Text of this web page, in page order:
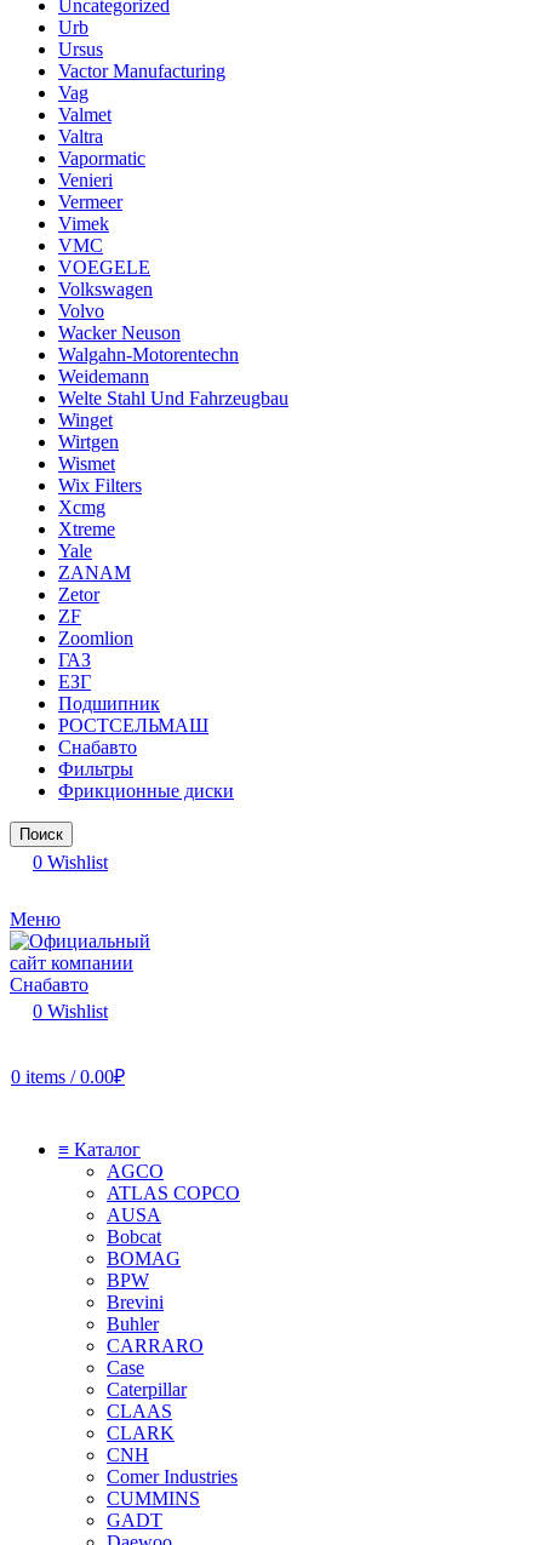
Uncategorized
Urb
Ursus
Vactor Manufacturing
Vag
Valmet
Valtra
Vapormatic
Venieri
Vermeer
Vimek
VMC
VOEGELE
Volkswagen
Volvo
Wacker Neuson
Walgahn-Motorentechn
Weidemann
Welte Stahl Und Fahrzeugbau
Winget
Wirtgen
Wismet
Wix Filters
Xcmg
Xtreme
Yale
ZANAM
Zetor
ZF
Zoomlion
ГАЗ
ЕЗГ
Подшипник
РОСТСЕЛЬМАШ
Снабавто
Фильтры
Фрикционные диски
Поиск
0 Wishlist
Меню
0 Wishlist
0 items / 0.00₽
≡ Каталог
AGCO
ATLAS COPCO
AUSA
Bobcat
BOMAG
BPW
Brevini
Buhler
CARRARO
Case
Caterpillar
CLAAS
CLARK
CNH
Comer Industries
CUMMINS
GADT